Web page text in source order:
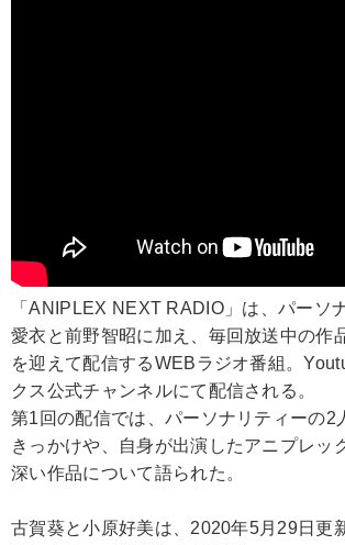
「ANIPLEX NEXT RADIO」は、パーソ
愛衣と前野智昭に加え、毎回放送中の作
を迎えて配信するWEBラジオ番組。
クス公式チャンネルにて配信される。
第1回の配信では、パーソナリティーの2
きっかけや、自身が出演したアニプレッ
深い作品について語られた。
古賀葵と小原好美は、2020年5月29日更